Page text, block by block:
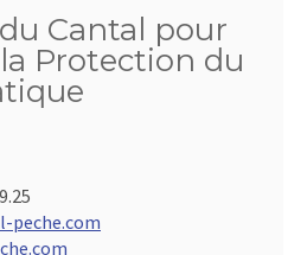
Cantal pour
Protection du
peche.com